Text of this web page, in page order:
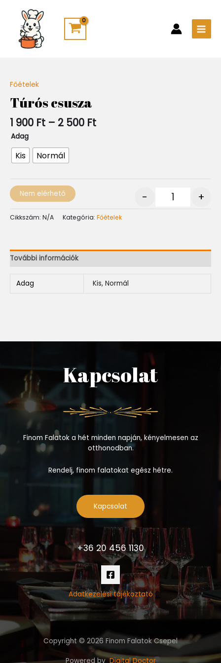
content
Főételek
Túrós csusza
1 900 Ft – 2 500 Ft-
2
Adag
Kis Normál
- +
Nem elérhető
Cikkszám: N/A Kategória: Főételek
További információk
Adag Kis, Normál
Kapcsolat
Finom Falatok a hét minden napján, kényelmesen az
otthonodban.
Rendelj, finom falatokat egész hétre.
Kapcsolat
+36 20 456 1130
Adatkezelési tájékoztató
Copyright © 2026 Finom Falatok Csepel
Powered byDigital Doctor